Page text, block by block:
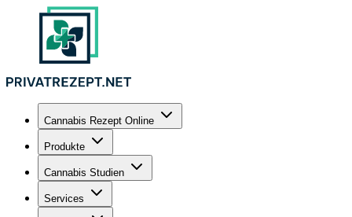
Cannabis Rezept Online
Produkte
Cannabis Studien
Services